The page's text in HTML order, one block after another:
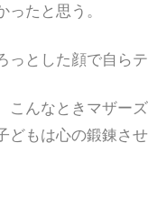
たと思う。
っとした顔で自ら
こんなときマザー
どもは心の鍛錬さ